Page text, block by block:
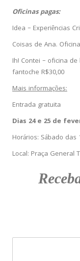
Oficinas pagas:
Idea – Experiências
Coisas de Ana.
Ih! Contei – oficina
fantoche R$30,00
Mais informações:
Entrada gratuita
Dias 24 e 25 de
Horários: Sábado das
Local: Praça General